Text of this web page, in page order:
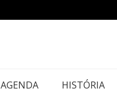
AGENDA HISTÓRIA